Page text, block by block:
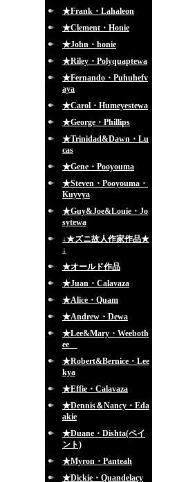
★Frank・Lahaleon
★Clement・Honie
★John・honie
★Riley・Polyquaptewa
★Fernando・Puhuhefv
aya
★Carol・Humeyestewa
★George・Phillips
★Trinidad&Dawn・Lu
cas
★Gene・Pooyouma
★Steven・Pooyouma・
Kuyvya
★Guy&Joe&Louie・Jo
sytewa
↓★ズニ故人作家作品★
↓
★オールド作品
★Juan・Calavaza
★Alice・Quam
★Andrew・Dewa
★Lee&Mary・Weeboth
ee
★Robert&Bernice・Lee
kya
★Effie・Calavaza
★Dennis＆Nancy・Eda
akie
★Duane・Dishta(ペイ
ント)
★Myron・Panteah
★Dickie・Quandelacy